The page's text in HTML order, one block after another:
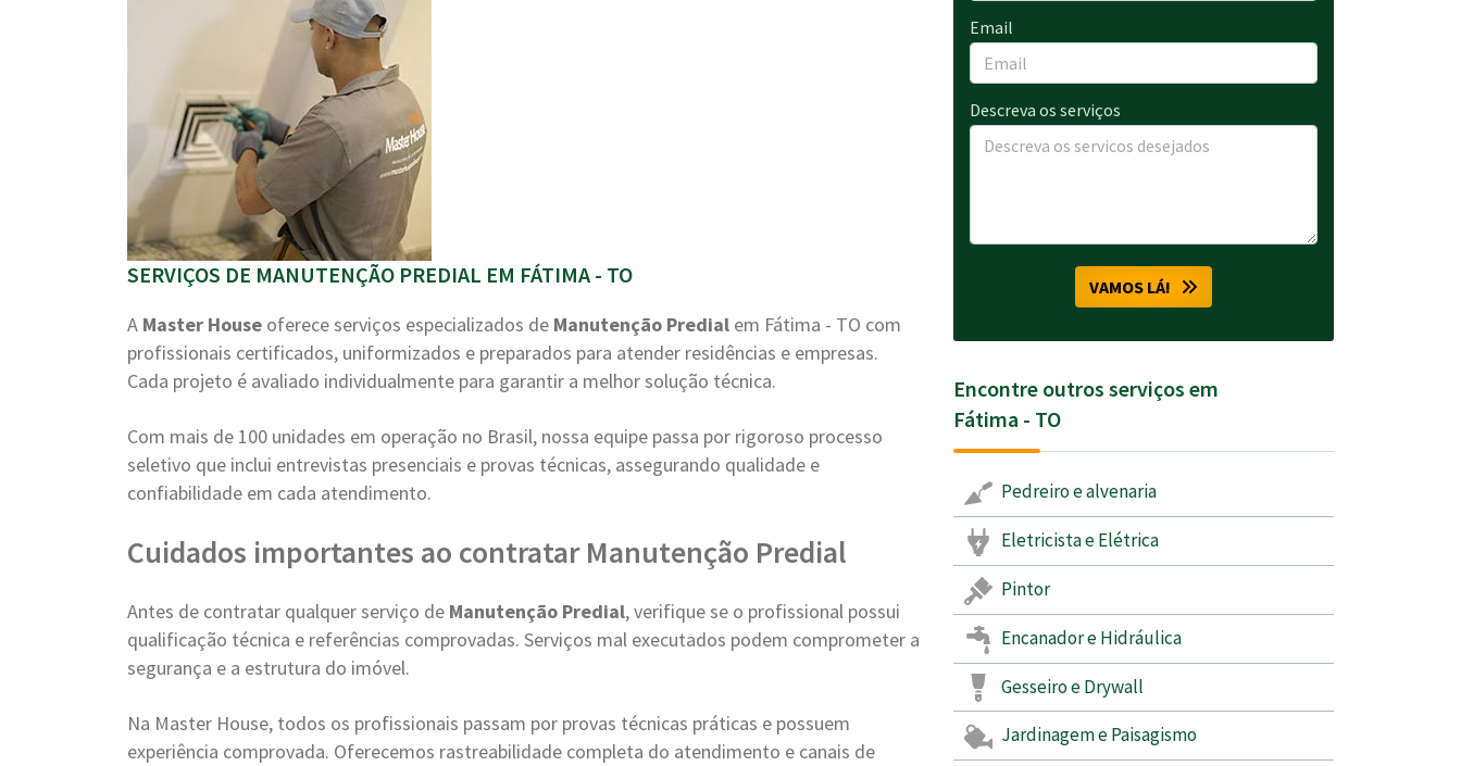
SERVIÇOS DE MANUTENÇÃO PREDIAL EM FÁTIMA - TO
A Master House oferece serviços especializados de Manutenção Predial em Fátima - TO com
profissionais certificados, uniformizados e preparados para atender residências e empresas.
Cada projeto é avaliado individualmente para garantir a melhor solução técnica.
Com mais de 100 unidades em operação no Brasil, nossa equipe passa por rigoroso processo
seletivo que inclui entrevistas presenciais e provas técnicas, assegurando qualidade e
confiabilidade em cada atendimento.
Cuidados importantes ao contratar Manutenção Predial
Antes de contratar qualquer serviço de Manutenção Predial, verifique se o profissional possui
qualificação técnica e referências comprovadas. Serviços mal executados podem comprometer a
segurança e a estrutura do imóvel.
Na Master House, todos os profissionais passam por provas técnicas práticas e possuem
experiência comprovada. Oferecemos rastreabilidade completa do atendimento e canais de
Email
Descreva os serviços
VAMOS LÁ!
Encontre outros serviços em
Fátima - TO
Pedreiro e alvenaria
Eletricista e Elétrica
Pintor
Encanador e Hidráulica
Gesseiro e Drywall
Jardinagem e Paisagismo